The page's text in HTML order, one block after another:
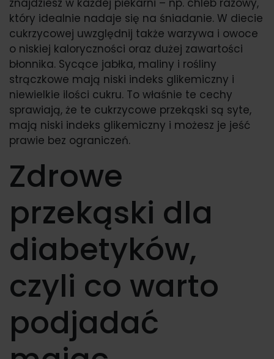
który idealnie nadaje się na śniadanie. W diecie
cukrzycowej uwzględnij także warzywa i owoce
o niskiej kaloryczności oraz dużej zawartości
błonnika. Sycące jabłka, maliny i rośliny
strączkowe mają niski indeks glikemiczny i
niewielkie ilości cukru. To właśnie te cechy
sprawiają, że te cukrzycowe przekąski są syte,
mają niski indeks glikemiczny i możesz je jeść
prawie bez ograniczeń.
Zdrowe
przekąski dla
diabetyków,
czyli co warto
podjadać